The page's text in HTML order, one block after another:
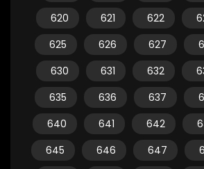
620
621 622
625
626 627
630
631 632
635
636 637
640
641 642
645
646 647